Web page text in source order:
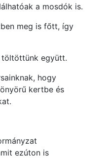
a mosdók is.
meg is főtt, így
töltöttünk együtt.
hogy
kertbe és
ezúton is